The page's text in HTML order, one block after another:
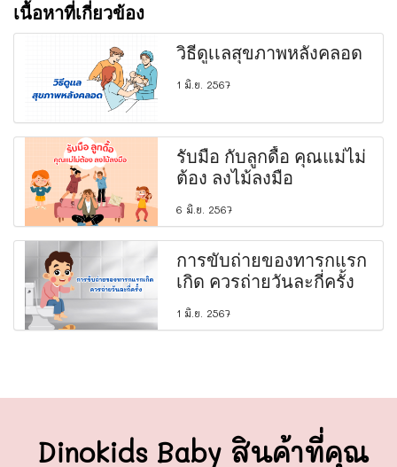
เนื้อหาที่เกี่ยวข้อง
วิธีดูเเลสุขภาพหลังคลอด
1 มิ.ย. 2567
รับมือ กับลูกดื้อ คุณแม่ไม่
ต้อง ลงไม้ลงมือ
6 มิ.ย. 2567
การขับถ่ายของทารกแรก
เกิด ควรถ่ายวันละกี่ครั้ง
1 มิ.ย. 2567
Dinokids Baby สินค้าที่คุณ